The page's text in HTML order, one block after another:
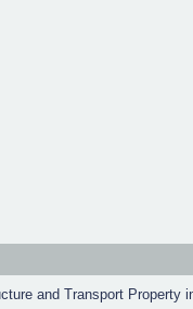
and Transport Property